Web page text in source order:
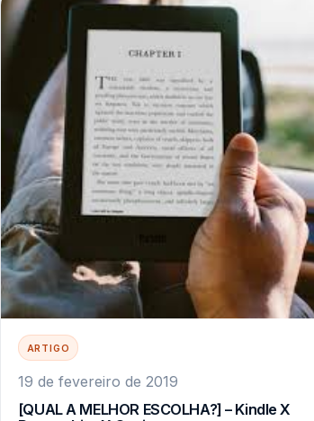
ARTIGO
19 de fevereiro de 2019
[QUAL A MELHOR ESCOLHA?] – Kindle X